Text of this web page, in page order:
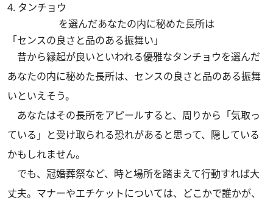
4. タンチョウ
を選んだあなたの内に秘めた長所は
「センスの良さと品のある振舞い」
昔から縁起が良いといわれる優雅なタンチョウを選んだ
あなたの内に秘めた長所は、センスの良さと品のある振舞
いといえそう。
あなたはその長所をアピールすると、周りから「気取っ
ている」と受け取られる恐れがあると思って、隠している
かもしれません。
でも、冠婚葬祭など、時と場所を踏まえて行動すれば大
丈夫。マナーやエチケットについては、どこかで誰かが、